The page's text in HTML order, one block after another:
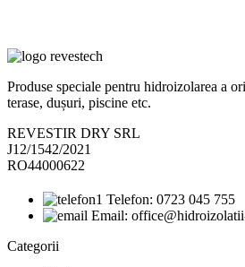
Produse speciale pentru hidroizolarea a
terase, dușuri, piscine etc.
REVESTIR DRY SRL
J12/1542/2021
RO44000622
Telefon: 0723 045 755
Email:
Categorii